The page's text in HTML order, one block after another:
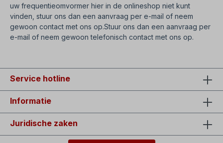
uw frequentieomvormer hier in de onlineshop niet kunt
vinden, stuur ons dan een aanvraag per e-mail of neem
gewoon contact met ons op.Stuur ons dan een aanvraag per
e-mail of neem gewoon telefonisch contact met ons op.
Service hotline
Informatie
Juridische zaken